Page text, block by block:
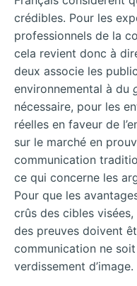
crédibles. Pour les
professionnels de la
cela revient donc à
deux associe les
environnemental à du
nécessaire, pour les
réelles en faveur de
sur le marché en
communication
ce qui concerne les
Pour que les
crûs des cibles
des preuves doivent
communication ne
verdissement d’image.